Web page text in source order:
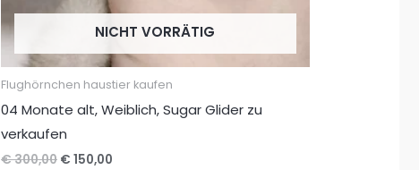
NICHT VORRÄTIG
Flughörnchen haustier kaufen
04 Monate alt, Weiblich, Sugar Glider zu
verkaufen
€300,00 Ursprünglicher
€ 150,00